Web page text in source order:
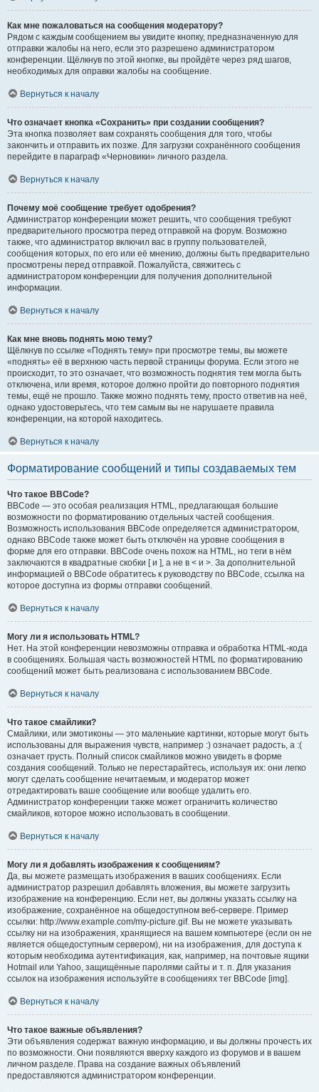
Как мне пожаловаться на сообщения модератору?
Рядом с каждым сообщением вы увидите кнопку, предназначенную для
отправки жалобы на него, если это разрешено администратором
конференции. Щёлкнув по этой кнопке, вы пройдёте через ряд шагов,
необходимых для оправки жалобы на сообщение.
Вернуться к началу
Что означает кнопка «Сохранить» при создании сообщения?
Эта кнопка позволяет вам сохранять сообщения для того, чтобы
закончить и отправить их позже. Для загрузки сохранённого сообщения
перейдите в параграф «Черновики» личного раздела.
Вернуться к началу
Почему моё сообщение требует одобрения?
Администратор конференции может решить, что сообщения требуют
предварительного просмотра перед отправкой на форум. Возможно
также, что администратор включил вас в группу пользователей,
сообщения которых, по его или её мнению, должны быть предварительно
просмотрены перед отправкой. Пожалуйста, свяжитесь с
администратором конференции для получения дополнительной
информации.
Вернуться к началу
Как мне вновь поднять мою тему?
Щёлкнув по ссылке «Поднять тему» при просмотре темы, вы можете
«поднять» её в верхнюю часть первой страницы форума. Если этого не
происходит, то это означает, что возможность поднятия тем могла быть
отключена, или время, которое должно пройти до повторного поднятия
темы, ещё не прошло. Также можно поднять тему, просто ответив на неё,
однако удостоверьтесь, что тем самым вы не нарушаете правила
конференции, на которой находитесь.
Вернуться к началу
Форматирование сообщений и типы создаваемых тем
Что такое BBCode?
BBCode — это особая реализация HTML, предлагающая большие
возможности по форматированию отдельных частей сообщения.
Возможность использования BBCode определяется администратором,
однако BBCode также может быть отключён на уровне сообщения в
форме для его отправки. BBCode очень похож на HTML, но теги в нём
заключаются в квадратные скобки [ и ], а не в < и >. За дополнительной
информацией о BBCode обратитесь к руководству по BBCode, ссылка на
которое доступна из формы отправки сообщений.
Вернуться к началу
Могу ли я использовать HTML?
Нет. На этой конференции невозможны отправка и обработка HTML-кода
в сообщениях. Большая часть возможностей HTML по форматированию
сообщений может быть реализована с использованием BBCode.
Вернуться к началу
Что такое смайлики?
Смайлики, или эмотиконы — это маленькие картинки, которые могут быть
использованы для выражения чувств, например :) означает радость, а :(
означает грусть. Полный список смайликов можно увидеть в форме
создания сообщений. Только не перестарайтесь, используя их: они легко
могут сделать сообщение нечитаемым, и модератор может
отредактировать ваше сообщение или вообще удалить его.
Администратор конференции также может ограничить количество
смайликов, которое можно использовать в сообщении.
Вернуться к началу
Могу ли я добавлять изображения к сообщениям?
Да, вы можете размещать изображения в ваших сообщениях. Если
администратор разрешил добавлять вложения, вы можете загрузить
изображение на конференцию. Если нет, вы должны указать ссылку на
изображение, сохранённое на общедоступном веб-сервере. Пример
ссылки: http://www.example.com/my-picture.gif. Вы не можете указывать
ссылку ни на изображения, хранящиеся на вашем компьютере (если он не
является общедоступным сервером), ни на изображения, для доступа к
которым необходима аутентификация, как, например, на почтовые ящики
Hotmail или Yahoo, защищённые паролями сайты и т. п. Для указания
ссылок на изображения используйте в сообщениях тег BBCode [img].
Вернуться к началу
Что такое важные объявления?
Эти объявления содержат важную информацию, и вы должны прочесть их
по возможности. Они появляются вверху каждого из форумов и в вашем
личном разделе. Права на создание важных объявлений
предоставляются администратором конференции.